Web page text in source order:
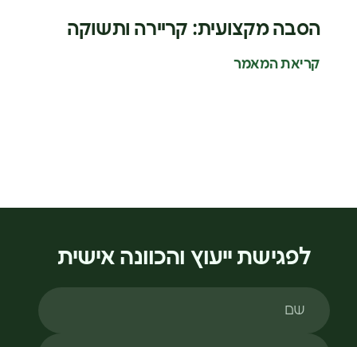
הסבה מקצועית: קריירה ותשוקה
קריאת המאמר
לפגישת ייעוץ והכוונה אישית
שם
טלפון